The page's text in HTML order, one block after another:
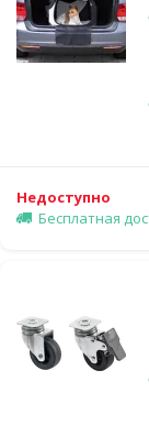
Недоступно
Бесплатная